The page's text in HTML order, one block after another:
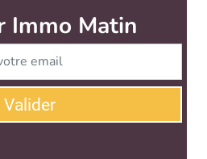
est édité par